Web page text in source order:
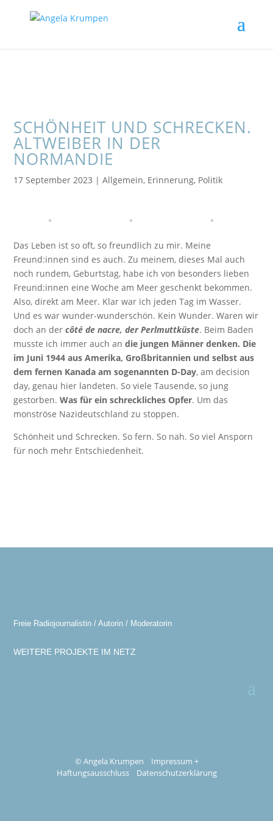
SCHÖNHEIT UND SCHRECKEN.
ALTWEIBER IN DER
NORMANDIE
17 September 2023 |Allgemein, Erinnerung, Politik
Das Leben ist so oft, so freundlich zu mir. Meine
Freund:innen sind es auch. Zu meinem, dieses Mal auch
noch rundem, Geburtstag, habe ich von besonders lieben
Freund:innen eine Woche am Meer geschenkt bekommen.
Also, direkt am Meer. Klar war ich jeden Tag im Wasser.
Und es war wunder-wunderschön. Kein Wunder. Waren wir
doch an dercôté de nacre, der Perlmuttküste. Beim Baden
musste ich immer auch andie jungen Männer denken. Die
im Juni 1944 aus Amerika, Großbritannien und selbst aus
dem fernen Kanada am sogenannten D-Day, am decision
day, genau hier landeten. So viele Tausende, so jung
gestorben.Was für ein schreckliches Opfer. Um das
monströse Nazideutschland zu stoppen.
Schönheit und Schrecken. So fern. So nah. So viel Ansporn
für noch mehr Entschiedenheit.
Freie Radiojournalistin / Autorin / Moderatorin
WEITERE PROJEKTE IM NETZ
© Angela Krumpen Impressum +
Haftungsausschluss
Datenschutzerklärung